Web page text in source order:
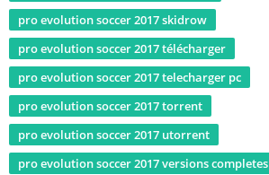
pro evolution soccer 2017 skidrow
pro evolution soccer 2017 télécharger
pro evolution soccer 2017 telecharger pc
pro evolution soccer 2017 torrent
pro evolution soccer 2017 utorrent
pro evolution soccer 2017 versions completes